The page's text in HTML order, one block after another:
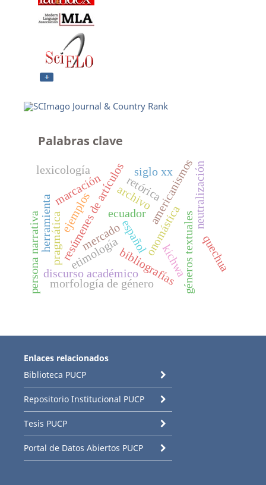
Palabras clave
etimología onomástica
español
ecuador
bibliografíasgéneros textuales
resúmenes de artículos
discurso académico
retórica
pragmática
marcación neutralización
americanismos
mercado
persona narrativa
siglo xx
lexicología
quechua
ejemplos
kichwa
morfología de género
archivo
herramienta
Enlaces relacionados
Biblioteca PUCP
Repositorio Institucional PUCP
Tesis PUCP
Portal de Datos Abiertos PUCP